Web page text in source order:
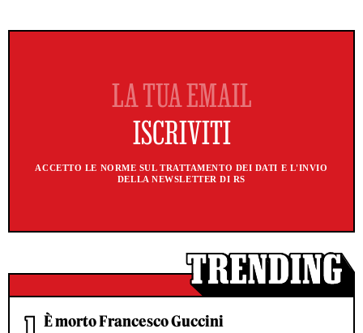
ACCETTO LE NORME SUL TRATTAMENTO DEI DATI E L'INVIO
DELLA NEWSLETTER DI RS
È morto Francesco Guccini